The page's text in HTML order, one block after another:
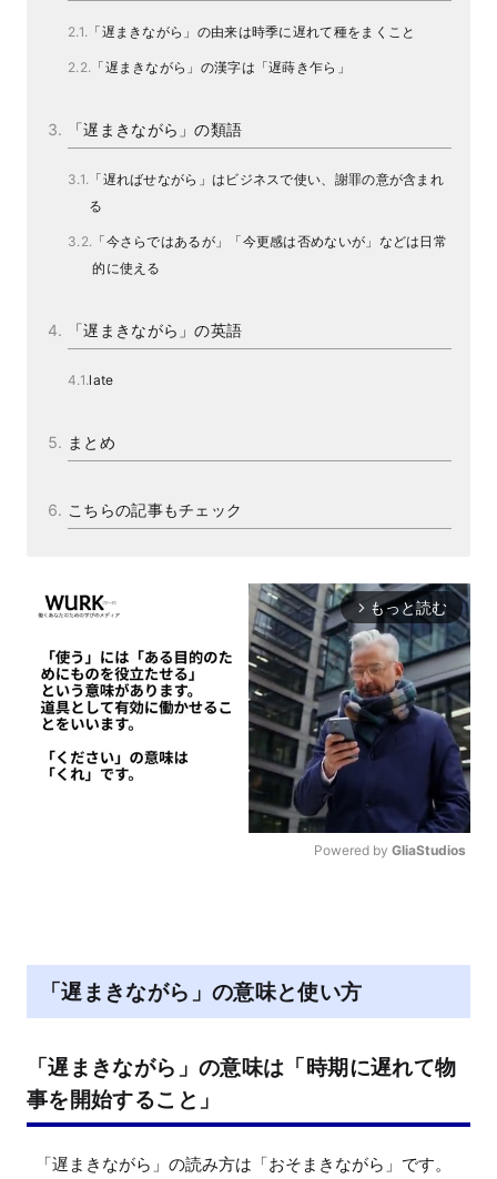
「遅まきながら」の由来は時季に遅れて種をまくこと
「遅まきながら」の漢字は「遅蒔き乍ら」
「遅まきながら」の類語
「遅ればせながら」はビジネスで使い、謝罪の意が含まれ
る
「今さらではあるが」「今更感は否めないが」などは日常
的に使える
「遅まきながら」の英語
late
まとめ
こちらの記事もチェック
arrow_forward_ios もっと読む
Powered by GliaStudios
「遅まきながら」の意味と使い方
「遅まきながら」の意味は「時期に遅れて物
事を開始すること」
「遅まきながら」の読み方は「おそまきながら」です。